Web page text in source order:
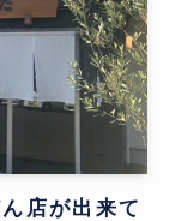
店が出来て